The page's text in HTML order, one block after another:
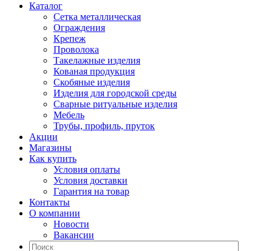
Каталог
Сетка металлическая
Ограждения
Крепеж
Проволока
Такелажные изделия
Кованая продукция
Скобяные изделия
Изделия для городской среды
Сварные ритуальные изделия
Мебель
Трубы, профиль, пруток
Акции
Магазины
Как купить
Условия оплаты
Условия доставки
Гарантия на товар
Контакты
О компании
Новости
Вакансии